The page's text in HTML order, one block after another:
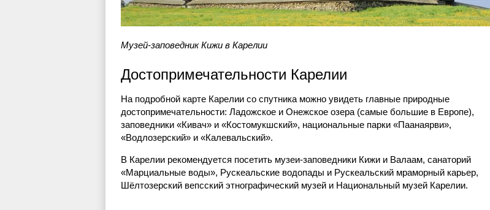
Музей-заповедник Кижи в Карелии
Достопримечательности Карелии
На подробной карте Карелии со спутника можно увидеть главные природные
достопримечательности: Ладожское и Онежское озера (самые большие в Европе),
заповедники «Кивач» и «Костомукшский», национальные парки «Паанаярви»,
«Водлозерский» и «Калевальский».
В Карелии рекомендуется посетить музеи-заповедники Кижи и Валаам, санаторий
«Марциальные воды», Рускеальские водопады и Рускеальский мраморный карьер,
Шёлтозерский вепсский этнографический музей и Национальный музей Карелии.